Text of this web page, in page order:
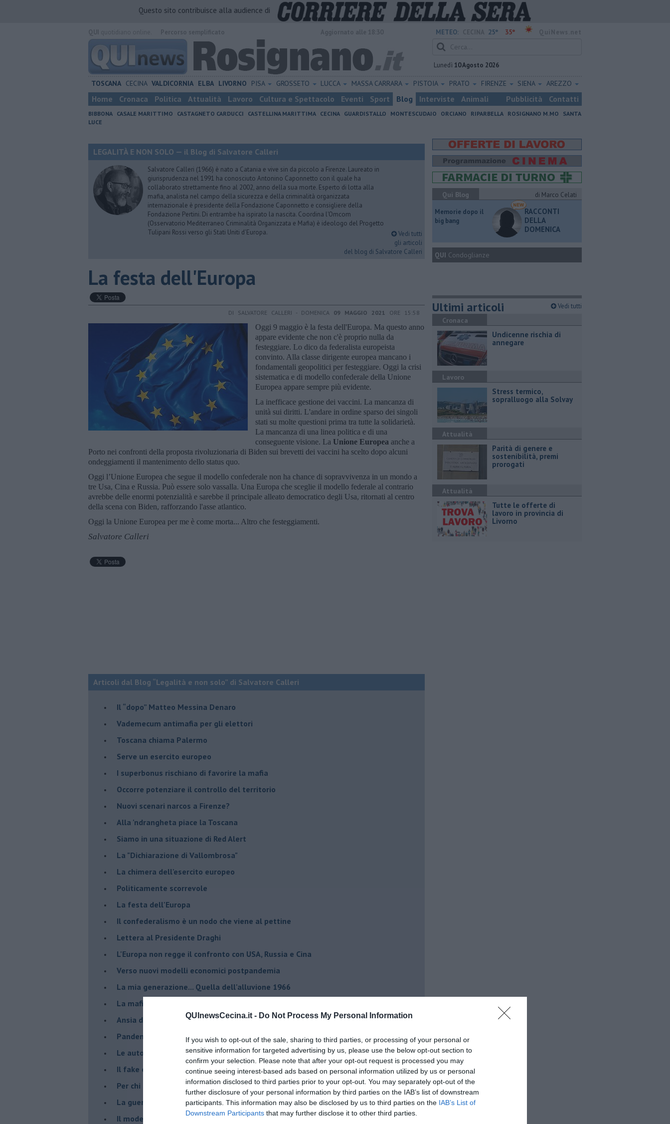
QUInewsCecina.it - Do Not Process My Personal Information
If you wish to opt-out of the sale, sharing to third parties, or processing of your personal or
sensitive information for targeted advertising by us, please use the below opt-out section to
confirm your selection. Please note that after your opt-out request is processed you may
continue seeing interest-based ads based on personal information utilized by us or personal
information disclosed to third parties prior to your opt-out. You may separately opt-out of the
further disclosure of your personal information by third parties on the IAB’s list of downstream
participants. This information may also be disclosed by us to third parties on the IAB’s List of
Downstream Participants that may further disclose it to other third parties.
Questo sito contribuisce alla audience di
METEO: 25° 35°
Lunedì 10 Agosto 2026
TOSCANA CECINA VALDICORNIA ELBA LIVORNO PISA GROSSETO LUCCA MASSA CARRARA PISTOIA PRATO FIRENZE SIENA AREZZO
Home Cronaca Politica Attualità Lavoro Cultura e Spettacolo Eventi Sport Blog Interviste Animali Pubblicità Contatti
BIBBONA CASALE MARITTIMO CASTAGNETO CARDUCCI CASTELLINA MARITTIMA CECINA GUARDISTALLO MONTESCUDAIO ORCIANO RIPARBELLA ROSIGNANO M.MO
SANTA
LUCE
LEGALITÀ E NON SOLO — il Blog di Salvatore Calleri
Salvatore Calleri (1966) è nato a Catania e vive sin da piccolo a Firenze. Laureato in
giurisprudenza nel 1991 ha conosciuto Antonino Caponnetto con il quale ha
collaborato strettamente fino al 2002, anno della sua morte. Esperto di lotta alla
mafia, analista nel campo della sicurezza e della criminalità organizzata
internazionale è presidente della Fondazione Caponnetto e consigliere della
Fondazione Pertini. Di entrambe ha ispirato la nascita. Coordina l'Omcom
(Osservatorio Mediterraneo Criminalità Organizzata e Mafia) è ideologo del Progetto
Tulipani Rossi verso gli Stati Uniti d'Europa.
Vedi tutti
gli articoli
del blog di Salvatore Calleri
La festa dell'Europa
DI SALVATORE CALLERI - DOMENICA 09 MAGGIO 2021 ORE 15:58
Oggi 9 maggio è la festa dell'Europa. Ma questo anno
appare evidente che non c'è proprio nulla da
festeggiare. Lo dico da federalista europeista
convinto. Alla classe dirigente europea mancano i
fondamentali geopolitici per festeggiare. Oggi la crisi
sistematica e di modello confederale della Unione
Europea appare sempre più evidente.
La inefficace gestione dei vaccini. La mancanza di
unità sui diritti. L'andare in ordine sparso dei singoli
stati su molte questioni prima tra tutte la solidarietà.
La mancanza di una linea politica e di una
conseguente visione. La Unione Europea anche a
Porto nei confronti della proposta rivoluzionaria di Biden sui brevetti dei vaccini ha scelto dopo alcuni
ondeggiamenti il mantenimento dello status quo.
Oggi l’Unione Europea che segue il modello confederale non ha chance di sopravvivenza in un mondo a
tre Usa, Cina e Russia. Può essere solo vassalla. Una Europa che sceglie il modello federale al contrario
avrebbe delle enormi potenzialità e sarebbe il principale alleato democratico degli Usa, ritornati al centro
della scena con Biden, rafforzando l'asse atlantico.
Oggi la Unione Europea per me è come morta... Altro che festeggiamenti.
Salvatore Calleri
Articoli dal Blog “Legalità e non solo” di Salvatore Calleri
Il “dopo” Matteo Messina Denaro
Vademecum antimafia per gli elettori
Toscana chiama Palermo
Serve un esercito europeo
I superbonus rischiano di favorire la mafia
Occorre potenziare il controllo del territorio
​Nuovi scenari narcos a Firenze?
Alla 'ndrangheta piace la Toscana
Siamo in una situazione di Red Alert
La "Dichiarazione di Vallombrosa"
La chimera dell'esercito europeo
Politicamente scorrevole
La festa dell'Europa
Il confederalismo è un nodo che viene al pettine
Lettera al Presidente Draghi
L'Europa non regge il confronto con USA, Russia e Cina
Verso nuovi modelli economici postpandemia
​La mia generazione... Quella dell'alluvione 1966
​La mafia sanitaria ai tempi del covid
Ansia da Covid
Pandemia e modello neoliberista
Le auto diesel non son da demonizzare
​Il fake e la mafia
Per chi combatte la mafia è l'ora più buia
La guerra nell'ex Jugoslavia, se parla troppo poco
Il modello da seguire per gli Stati Uniti d'Europa
Qui Blog
di Marco Celati
Memorie dopo il
big bang
RACCONTI
DELLA
DOMENICA
QUI Condoglianze
Ultimi articoli Vedi tutti
Cronaca
Undicenne rischia di
annegare
Lavoro
Stress termico,
sopralluogo alla Solvay
Attualità
Parità di genere e
sostenibilità, premi
prorogati
Attualità
​Tutte le offerte di
lavoro in provincia di
Livorno